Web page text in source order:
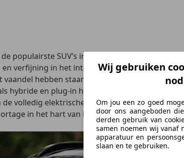
Wij gebruiken
Om jou een zo goed
door ons aangeboden
derden gebruik van
samen noemen wij vanaf
apparatuur en
slaan en te gebruiken.
populairste SUV’s in Nederland. Met de
verfijning in het interieur die het comfort
hebben staan.
hybride en plug-in hybride, waarbij de
volledig elektrische modellen zoals de Kia
in het hart van het compacte SUV-